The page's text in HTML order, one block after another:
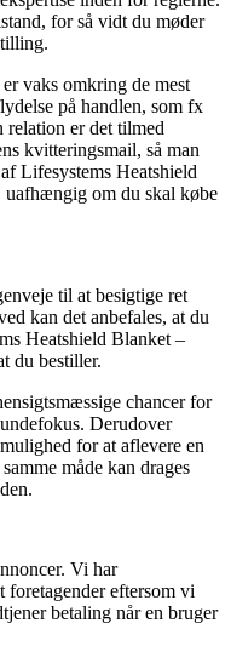
for så vidt du møder
vaks omkring de mest
på handlen, som fx
relation er det tilmed
kvitteringsmail, så man
Lifesystems Heatshield
om du skal købe
til at besigtige ret
kan det anbefales, at du
Heatshield Blanket –
du bestiller.
chancer for
Derudover
for at aflevere en
måde kan drages
Vi har
foretagender eftersom vi
betaling når en bruger